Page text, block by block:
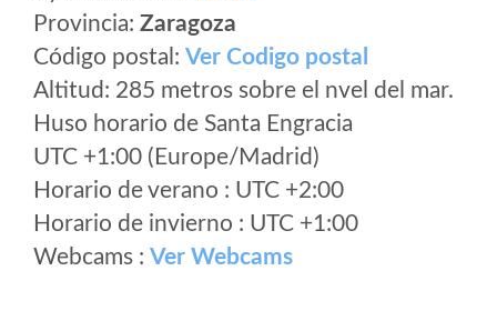
Provincia: Zaragoza
Código postal: Ver Codigo postal
Altitud: 285 metros sobre el nvel del mar.
Huso horario de Santa Engracia
UTC +1:00 (Europe/Madrid)
Horario de verano : UTC +2:00
Horario de invierno : UTC +1:00
Webcams : Ver Webcams